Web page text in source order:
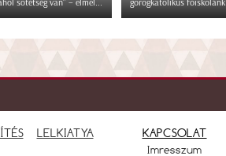
sötétség van" – elmél...
görögkatolikus főiskolánk
LELKIATYA KAPCSOLAT
Imresszum